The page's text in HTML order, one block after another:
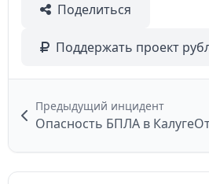
Поделиться
Поддержать проект
Предыдущий инцидент
Опасность БПЛА в Калуге